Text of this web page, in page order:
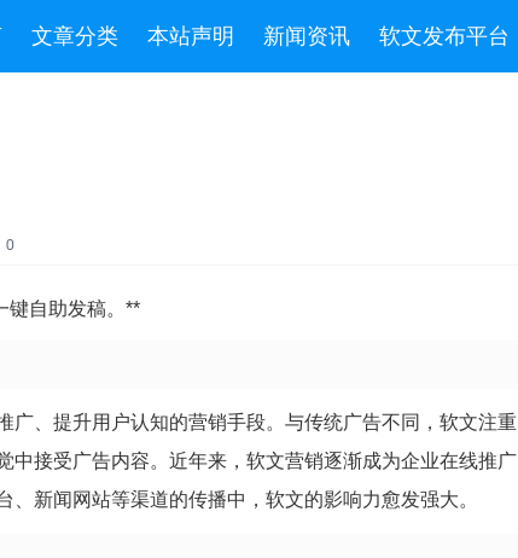
文章分类 本站声明 新闻资讯 软文发布平台
0
键自助发稿。**
广、提升用户认知的营销手段。与传统广告不同，软文注重
中接受广告内容。近年来，软文营销逐渐成为企业在线推广
新闻网站等渠道的传播中，软文的影响力愈发强大。